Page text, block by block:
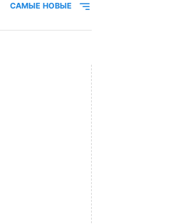
САМЫЕ НОВЫЕ